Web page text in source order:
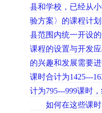
县和学校，已经从
验方案〉的课程计
县范围内统一开设
课程的设置与开发
的兴趣和发展需要
课时合计为1425---
计为795---999课时
如何在这些课时